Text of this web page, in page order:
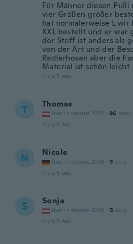
Für Männer diesen
vier Größen größer
hat normalerweise L wir
XXL bestellt und er war
der Stoff ist anders als
von der Art und der
Radlerhosen aber die
Material ist schön leicht
il y a 5 ans
T Thomas
Inscrit depuis 2017 · 86 avis ·
il y a 5 ans
N Nicole
Inscrit depuis 2018 · 3 avis
il y a 5 ans
S Sonja
Inscrit depuis 2019 · 5 avis
il y a 5 ans